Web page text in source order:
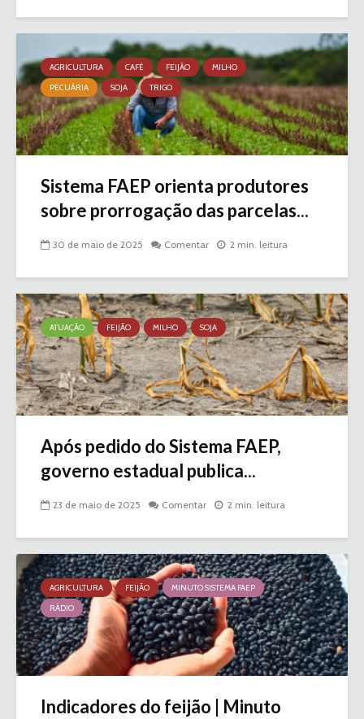
AGRICULTURA CAFÉ FEIJÃO
MILHO
PECUÁRIA
SOJA TRIGO
Sistema FAEP orienta produtores
sobre prorrogação das parcelas...
30 de maio de 2025 Comentar 2 min. leitura
ATUAÇÃO FEIJÃO MILHO SOJA
Após pedido do Sistema FAEP,
governo estadual publica...
23 de maio de 2025 Comentar 2 min. leitura
AGRICULTURA FEIJÃO
MINUTO SISTEMA FAEP
RÁDIO
Indicadores do feijão | Minuto